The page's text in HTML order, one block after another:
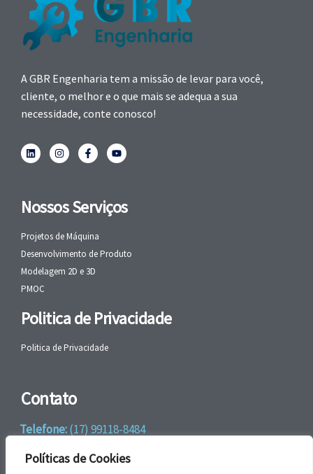
Políticas de Cookies
A GBR Engenharia tem a missão de levar para você,
cliente, o melhor e o que mais se adequa a sua
necessidade, conte conosco!
Nossos Serviços
Projetos de Máquina
Desenvolvimento de Produto
Modelagem 2D e 3D
PMOC
Politica de Privacidade
Politica de Privacidade
Contato
Telefone:(17) 99118-8484
WhatsApp:+55 (17) 99118-8484